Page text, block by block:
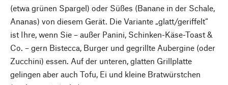
(etwa grünen Spargel) oder Süßes (Banane in der Schale,
Ananas) von diesem Gerät. Die Variante „glatt/geriffelt“
ist Ihre, wenn Sie – außer Panini, Schinken-Käse-Toast &
Co. – gern Bistecca, Burger und gegrillte Aubergine (oder
Zucchini) essen. Auf der unteren, glatten Grillplatte
gelingen aber auch Tofu, Ei und kleine Bratwürstchen